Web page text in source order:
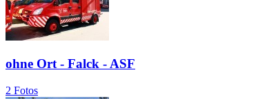
ohne Ort - Falck - ASF
2 Fotos